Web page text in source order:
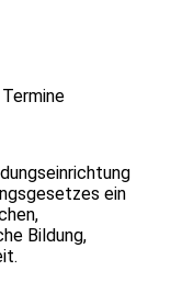
ein
Bildung,